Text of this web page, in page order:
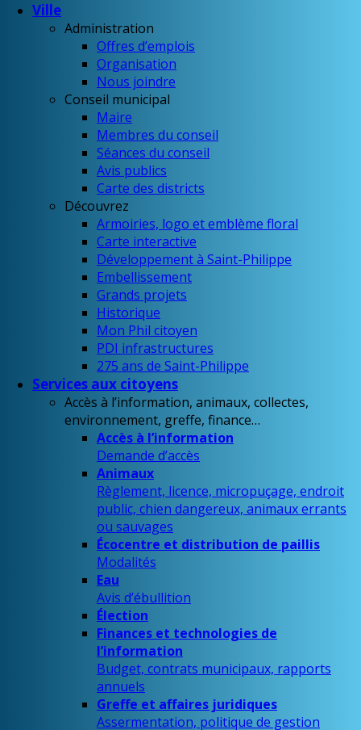
Ville
Administration
Offres d’emplois
Organisation
Nous joindre
Conseil municipal
Maire
Membres du conseil
Séances du conseil
Avis publics
Carte des districts
Découvrez
Armoiries, logo et emblème floral
Carte interactive
Développement à Saint-Philippe
Embellissement
Grands projets
Historique
Mon Phil citoyen
PDI infrastructures
275 ans de Saint-Philippe
Services aux citoyens
Accès à l’information, animaux, collectes,
environnement, greffe, finance…
Accès à l’information
Demande d’accès
Animaux
Règlement, licence, micropuçage, endroit
public, chien dangereux, animaux errants
ou sauvages
Écocentre et distribution de paillis
Modalités
Eau
Avis d’ébullition
Élection
Finances et technologies de
l’information
Budget, contrats municipaux, rapports
annuels
Greffe et affaires juridiques
Assermentation, politique de gestion